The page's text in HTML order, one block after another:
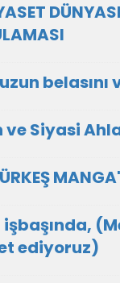
belasını
ve Siyasi
ediyoruz)